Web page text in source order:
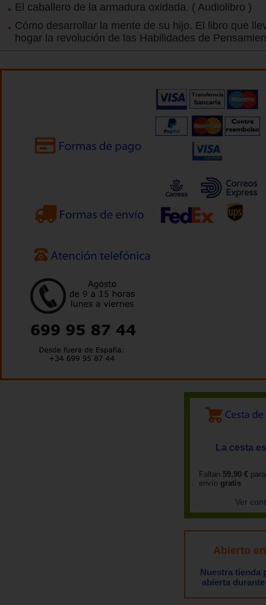
El caballero de la armadura oxidada. ( Audiolibro )
Cómo desarrollar la mente de su hijo. El libro que
hogar la revolución de las Habilidades de
La cesta
Faltan 59,90 €
envío gratis
Ver
Abierto
Nuestra tienda
abierta